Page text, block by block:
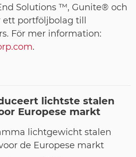
Solutions ™, Gunite® och
portföljbolag till
För mer information:
.
lichtste stalen
Europese markt
lichtgewicht stalen
de Europese markt